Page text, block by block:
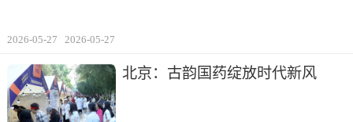
2026-05-27 2026-05-27
北京：古韵国药绽放时代新风